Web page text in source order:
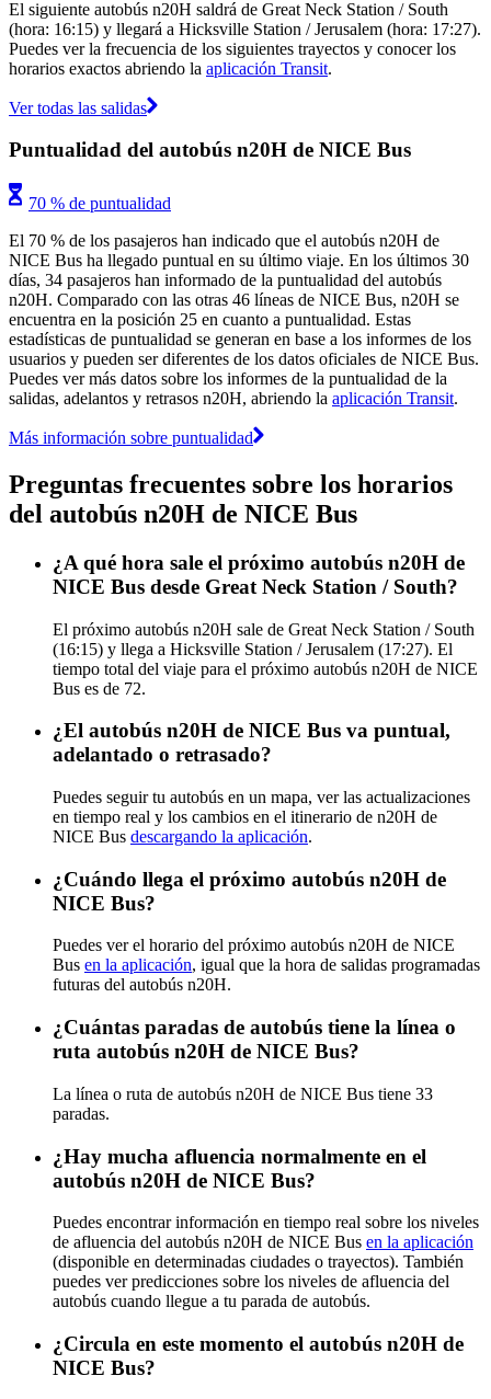
El siguiente autobús n20H saldrá de Great Neck Station / South
(hora: 16:15) y llegará a Hicksville Station / Jerusalem (hora: 17:27).
Puedes ver la frecuencia de los siguientes trayectos y conocer los
horarios exactos abriendo la aplicación Transit.
Ver todas las salidas
Puntualidad del autobús n20H de NICE Bus
70 % de puntualidad
El 70 % de los pasajeros han indicado que el autobús n20H de
NICE Bus ha llegado puntual en su último viaje. En los últimos 30
días, 34 pasajeros han informado de la puntualidad del autobús
n20H. Comparado con las otras 46 líneas de NICE Bus, n20H se
encuentra en la posición 25 en cuanto a puntualidad. Estas
estadísticas de puntualidad se generan en base a los informes de los
usuarios y pueden ser diferentes de los datos oficiales de NICE Bus.
Puedes ver más datos sobre los informes de la puntualidad de la
salidas, adelantos y retrasos n20H, abriendo la aplicación Transit.
Más información sobre puntualidad
Preguntas frecuentes sobre los horarios
del autobús n20H de NICE Bus
¿A qué hora sale el próximo autobús n20H de
NICE Bus desde Great Neck Station / South?
El próximo autobús n20H sale de Great Neck Station / South
(16:15) y llega a Hicksville Station / Jerusalem (17:27). El
tiempo total del viaje para el próximo autobús n20H de NICE
Bus es de 72.
¿El autobús n20H de NICE Bus va puntual,
adelantado o retrasado?
Puedes seguir tu autobús en un mapa, ver las actualizaciones
en tiempo real y los cambios en el itinerario de n20H de
NICE Bus descargando la aplicación.
¿Cuándo llega el próximo autobús n20H de
NICE Bus?
Puedes ver el horario del próximo autobús n20H de NICE
Bus en la aplicación, igual que la hora de salidas programadas
futuras del autobús n20H.
¿Cuántas paradas de autobús tiene la línea o
ruta autobús n20H de NICE Bus?
La línea o ruta de autobús n20H de NICE Bus tiene 33
paradas.
¿Hay mucha afluencia normalmente en el
autobús n20H de NICE Bus?
Puedes encontrar información en tiempo real sobre los niveles
de afluencia del autobús n20H de NICE Bus en la aplicación
(disponible en determinadas ciudades o trayectos). También
puedes ver predicciones sobre los niveles de afluencia del
autobús cuando llegue a tu parada de autobús.
¿Circula en este momento el autobús n20H de
NICE Bus?